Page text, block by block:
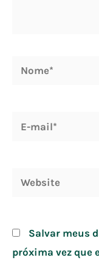
Nome*
Website
Salvar meus
próxima vez que